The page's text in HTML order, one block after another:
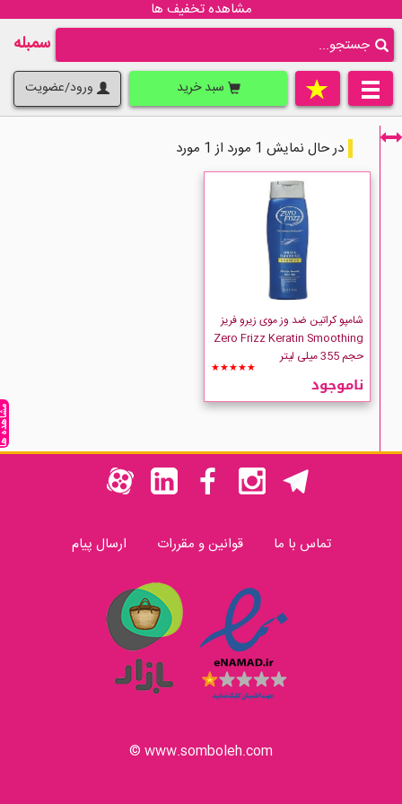
مشاهده تخفیف ها
سمبله
سبد خرید ورود/عضویت
فقط نمایش کالاهای موجود
zero Frizz
در حال نمایش 1 مورد از 1 مورد
شامپو کراتین ضد وز موی زیرو فریز
Zero Frizz Keratin Smoothing
حجم 355 میلی لیتر
★★★★★
ناموجود
تماس با ما قوانین و مقررات ارسال پیام
www.somboleh.com ©